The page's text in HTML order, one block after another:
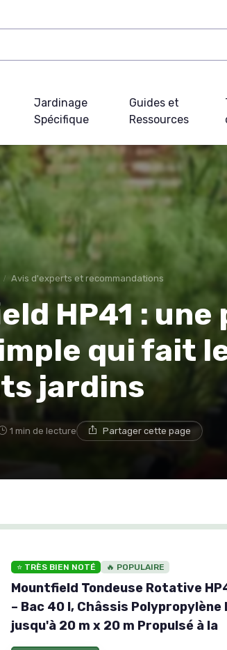
Jardinage
Spécifique
Guides et
Ressources
Avis d'experts et recommandations
HP41 :
qui fait
jardins
1 min de lecture Partager cette page
⭐ TRÈS BIEN NOTÉ 🔥 POPULAIRE
Mountfield Tondeuse Rotative
– Bac 40 l, Châssis
jusqu'à 20 m x 20 m Propulsé à la